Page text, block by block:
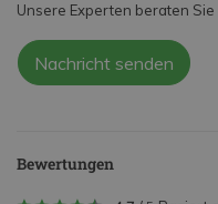
Unsere Experten beraten Sie
Nachricht senden
Bewertungen